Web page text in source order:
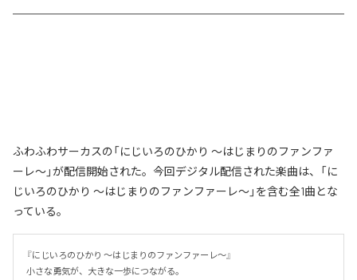
ふわふわサーカスの「にじいろのひかり ～はじまりのファンファ
ーレ～」が配信開始された。今回デジタル配信された楽曲は、「に
じいろのひかり ～はじまりのファンファーレ～」を含む全1曲とな
っている。
『にじいろのひかり ～はじまりのファンファーレ～』
小さな勇気が、大きな一歩につながる。